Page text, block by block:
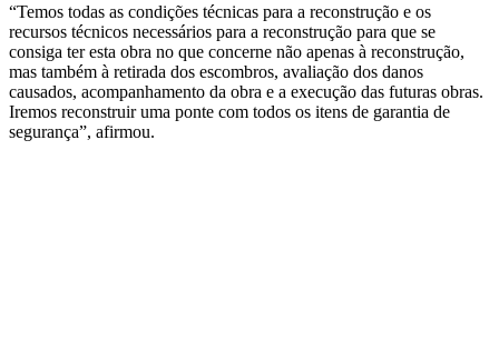
“Temos todas as condições técnicas para a reconstrução e os
recursos técnicos necessários para a reconstrução para que se
consiga ter esta obra no que concerne não apenas à reconstrução,
mas também à retirada dos escombros, avaliação dos danos
causados, acompanhamento da obra e a execução das futuras obras.
Iremos reconstruir uma ponte com todos os itens de garantia de
segurança”, afirmou.